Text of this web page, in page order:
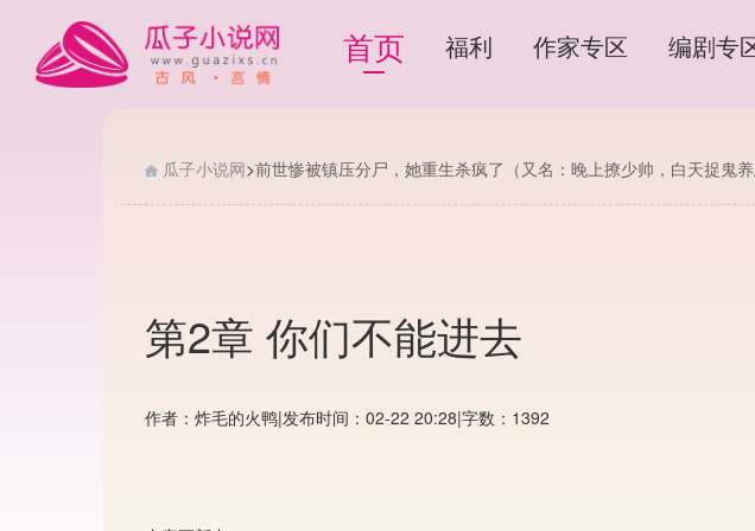
首页 福利 作家专区 编剧专
瓜子小说网>前世惨被镇压分尸，她重生杀疯了（又名：晚上撩少帅，白天捉鬼养
第2章 你们不能进去
作者：炸毛的火鸭|发布时间：02-22 20:28|字数：1392